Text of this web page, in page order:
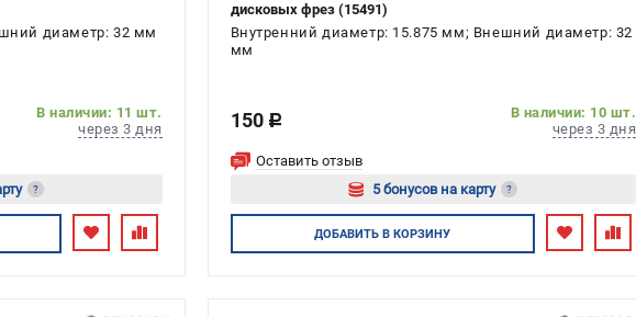
диаметр: 32 мм
В наличии: 11 шт.
через 3 дня
?
дисковых фрез (15491)
Внутренний диаметр: 15.875 мм; Внешний диаметр: 32
мм
150 c
В наличии: 10 шт.
через 3 дня
Оставить отзыв
5 бонусов на карту
?
Авторизуйтесь
ДОБАВИТЬ В КОРЗИНУ